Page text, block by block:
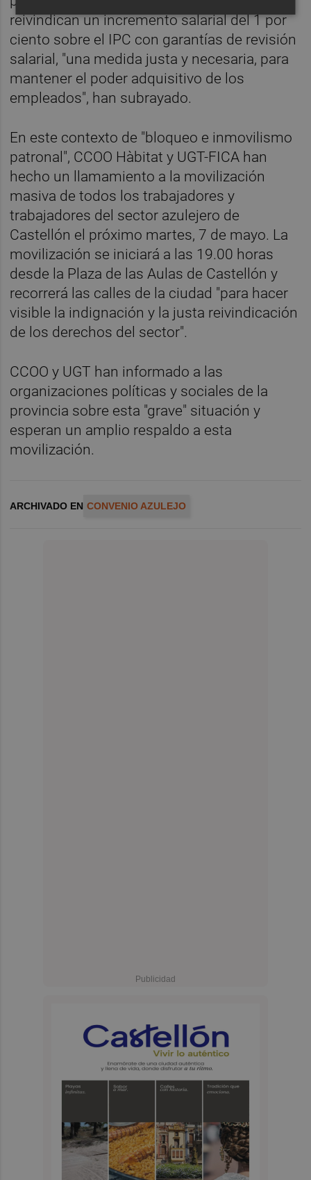
reivindican un incremento salarial del 1 por
ciento sobre el IPC con garantías de revisión
salarial, "una medida justa y necesaria, para
mantener el poder adquisitivo de los
empleados", han subrayado.
En este contexto de "bloqueo e inmovilismo
patronal", CCOO Hàbitat y UGT-FICA han
hecho un llamamiento a la movilización
masiva de todos los trabajadores y
trabajadores del sector azulejero de
Castellón el próximo martes, 7 de mayo. La
movilización se iniciará a las 19.00 horas
desde la Plaza de las Aulas de Castellón y
recorrerá las calles de la ciudad "para hacer
visible la indignación y la justa reivindicación
de los derechos del sector".
CCOO y UGT han informado a las
organizaciones políticas y sociales de la
provincia sobre esta "grave" situación y
esperan un amplio respaldo a esta
movilización.
ARCHIVADO EN CONVENIO AZULEJO